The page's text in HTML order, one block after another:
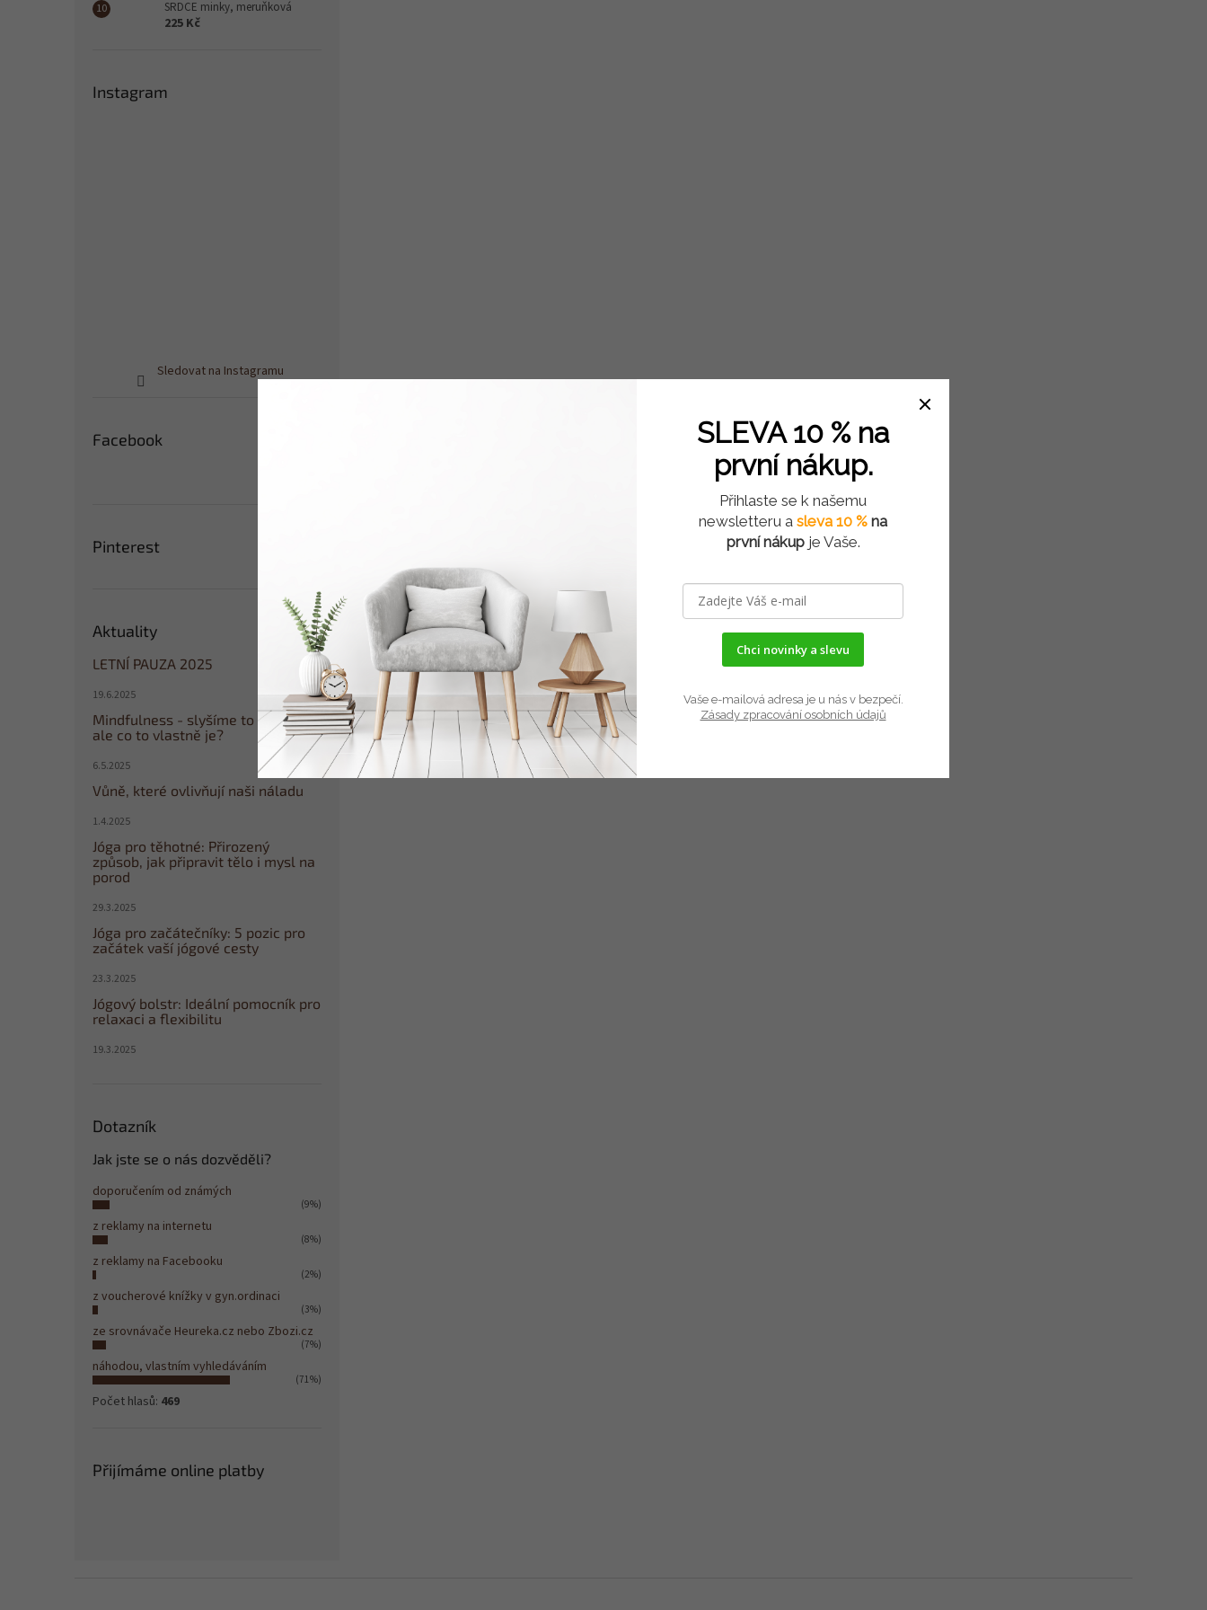
SRDCE minky, meruňková
225 Kč
Instagram
Sledovat na Instagramu
Facebook
Pinterest
Aktuality
LETNÍ PAUZA 2025
19.6.2025
Mindfulness - slyšíme to všude,
ale co to vlastně je?
6.5.2025
Vůně, které ovlivňují naši náladu
1.4.2025
Jóga pro těhotné: Přirozený
způsob, jak připravit tělo i mysl na
porod
29.3.2025
Jóga pro začátečníky: 5 pozic pro
začátek vaší jógové cesty
23.3.2025
Jógový bolstr: Ideální pomocník pro
relaxaci a flexibilitu
19.3.2025
Dotazník
Jak jste se o nás dozvěděli?
doporučením od známých
(9%)
z reklamy na internetu
(8%)
z reklamy na Facebooku
(2%)
z voucherové knížky v gyn.ordinaci
(3%)
ze srovnávače Heureka.cz nebo Zbozi.cz
(7%)
náhodou, vlastním vyhledáváním
(71%)
Počet hlasů: 469
Přijímáme online platby
SLEVA 10 % na
první nákup.
Přihlaste se k našemu
newsletteru a sleva 10 % na
první nákupje Vaše.
Chci novinky a slevu
Vaše e-mailová adresa je u nás v bezpečí.
Zásady zpracování osobních údajů